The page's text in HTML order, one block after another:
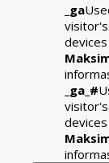
_ga
_ga_#